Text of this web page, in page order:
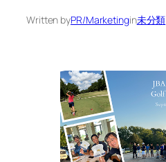
Written byPR/Marketingin未分類